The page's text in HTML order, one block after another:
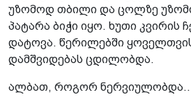
უზომოდ თბილი და ცოლზე
პატარა ბიჭი იყო. ხუთი კვირის
დატოვა. წერილებში
დამშვიდებას ცდილობდა.
ალბათ, როგორ